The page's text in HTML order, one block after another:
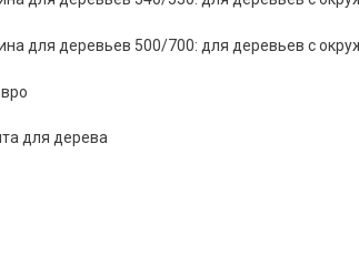
для деревьев 500/700: для деревьев с
для дерева